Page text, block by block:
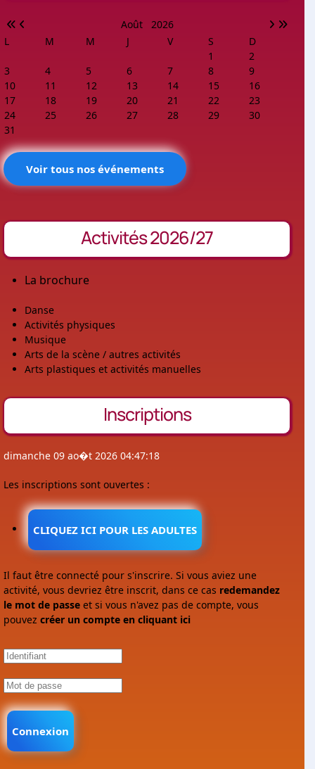
Août 2026
L
M M J V S
D
1
2
3
4 5 6 7 8
9
10
11 12 13 14 15
16
17
18 19 20 21 22
23
24
25 26 27 28 29
30
31
Voir tous nos événements
Activités 2026/27
La brochure
Danse
Activités physiques
Musique
Arts de la scène / autres activités
Arts plastiques et activités manuelles
Inscriptions
dimanche 09 ao�t 2026 04:47:18
Les inscriptions sont ouvertes :
CLIQUEZ ICI POUR LES ADULTES
Il faut être connecté pour s'inscrire. Si vous aviez une
activité, vous devriez être inscrit, dans ce cas redemandez
le mot de passe et si vous n'avez pas de compte, vous
pouvez créer un compte en cliquant ici
Connexion